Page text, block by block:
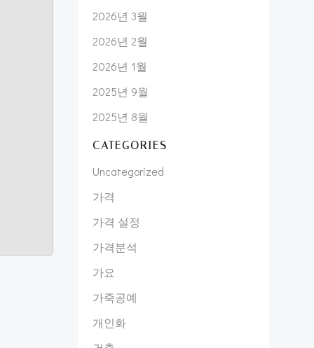
2026년 3월
2026년 2월
2026년 1월
2025년 9월
2025년 8월
CATEGORIES
Uncategorized
가격
가격 설정
가격분석
가요
가죽공예
개인화